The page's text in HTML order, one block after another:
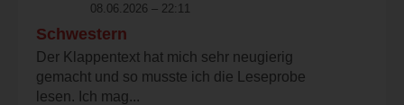
08.06.2026 – 22:11
Schwestern
Der Klappentext hat mich sehr neugierig
gemacht und so musste ich die Leseprobe
lesen. Ich mag...